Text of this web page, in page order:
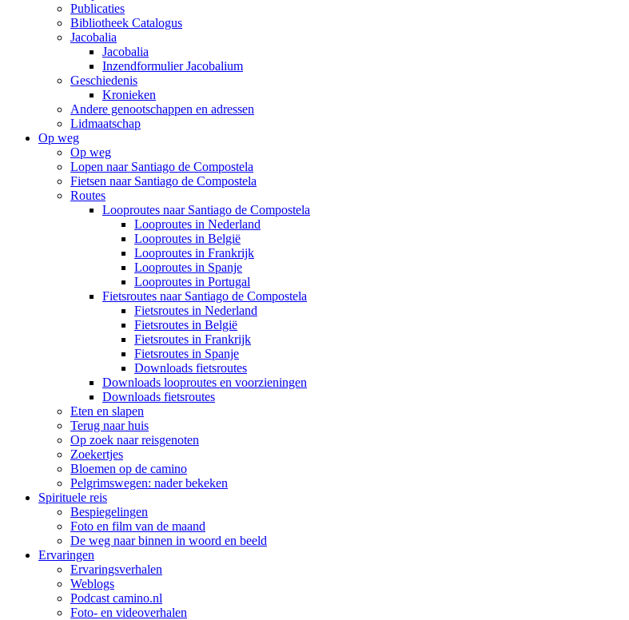
Publicaties
Bibliotheek Catalogus
Jacobalia
Jacobalia
Inzendformulier Jacobalium
Geschiedenis
Kronieken
Andere genootschappen en adressen
Lidmaatschap
Op weg
Op weg
Lopen naar Santiago de Compostela
Fietsen naar Santiago de Compostela
Routes
Looproutes naar Santiago de Compostela
Looproutes in Nederland
Looproutes in België
Looproutes in Frankrijk
Looproutes in Spanje
Looproutes in Portugal
Fietsroutes naar Santiago de Compostela
Fietsroutes in Nederland
Fietsroutes in België
Fietsroutes in Frankrijk
Fietsroutes in Spanje
Downloads fietsroutes
Downloads looproutes en voorzieningen
Downloads fietsroutes
Eten en slapen
Terug naar huis
Op zoek naar reisgenoten
Zoekertjes
Bloemen op de camino
Pelgrimswegen: nader bekeken
Spirituele reis
Bespiegelingen
Foto en film van de maand
De weg naar binnen in woord en beeld
Ervaringen
Ervaringsverhalen
Weblogs
Podcast camino.nl
Foto- en videoverhalen